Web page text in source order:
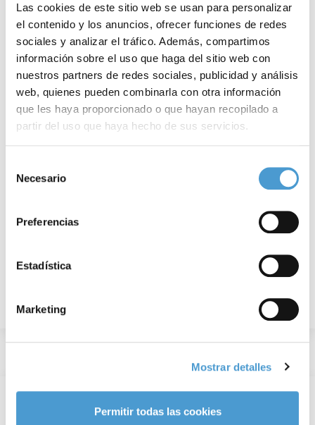
Las cookies de este sitio web se usan para personalizar
el contenido y los anuncios, ofrecer funciones de redes
sociales y analizar el tráfico. Además, compartimos
información sobre el uso que haga del sitio web con
nuestros partners de redes sociales, publicidad y análisis
web, quienes pueden combinarla con otra información
que les haya proporcionado o que hayan recopilado a
partir del uso que haya hecho de sus servicios.
de cookies
Necesario
Preferencias
Estadística
Marketing
Mostrar detalles
Permitir todas las cookies